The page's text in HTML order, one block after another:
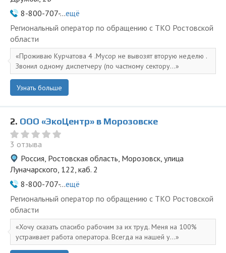
8-800-707-...ещё
Региональный оператор по обращению с ТКО Ростовской
области
Проживаю Курчатова 4 .Мусор не вывозят вторую неделю .
Звонил одному диспетчеру (по частному сектору...
Узнать больше
2. ООО «ЭкоЦентр» в Морозовске
3 отзыва
Россия, Ростовская область, Морозовск, улица
Луначарского, 122, каб. 2
8-800-707-...ещё
Региональный оператор по обращению с ТКО Ростовской
области
Хочу сказать спасибо рабочим за их труд. Меня на 100%
устраивает работа оператора. Всегда на нашей у...